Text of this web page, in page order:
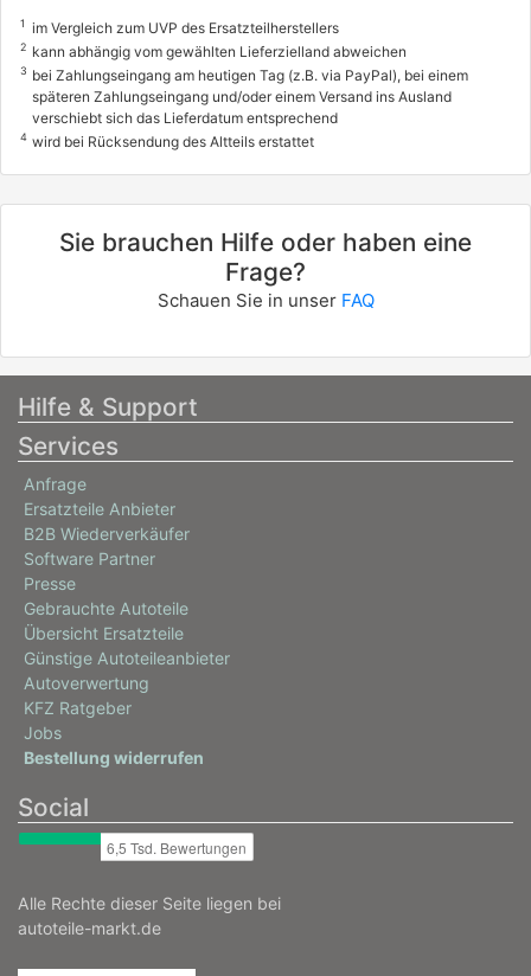
1 im Vergleich zum UVP des Ersatzteilherstellers
2 kann abhängig vom gewählten Lieferzielland abweichen
3 bei Zahlungseingang am heutigen Tag (z.B. via PayPal), bei einem
späteren Zahlungseingang und/oder einem Versand ins Ausland
verschiebt sich das Lieferdatum entsprechend
4 wird bei Rücksendung des Altteils erstattet
Sie brauchen Hilfe oder haben eine
Frage?
Schauen Sie in unser FAQ
Hilfe & Support
Services
Anfrage
Ersatzteile Anbieter
B2B Wiederverkäufer
Software Partner
Presse
Gebrauchte Autoteile
Übersicht Ersatzteile
Günstige Autoteileanbieter
Autoverwertung
KFZ Ratgeber
Jobs
Bestellung widerrufen
Social
Alle Rechte dieser Seite liegen bei
autoteile-markt.de